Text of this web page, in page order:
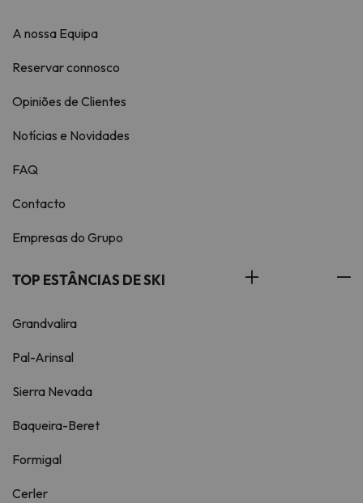
A nossa Equipa
Reservar connosco
Opiniões de Clientes
Notícias e Novidades
FAQ
Contacto
Empresas do Grupo
TOP ESTÂNCIAS DE SKI
Grandvalira
Pal-Arinsal
Sierra Nevada
Baqueira-Beret
Formigal
Cerler